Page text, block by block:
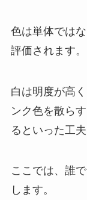
色は単体では
評価されます。
白は明度が高
ンク色を散ら
るといった工
ここでは、誰
します。